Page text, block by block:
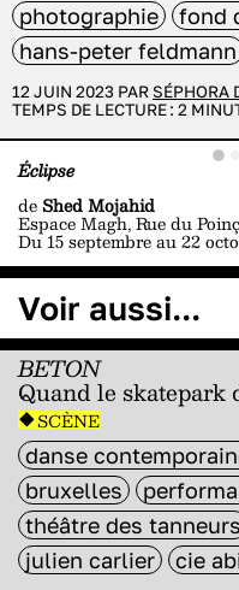
photographie fond
hans-peter feldmann
12 JUIN 2023 PAR SÉPHORA
TEMPS DE LECTURE : 2
Éclipse
deShed Mojahid
Espace Magh,Rue du
Du 15 septembre au 22
Voir aussi...
BETON
Quand le skatepark
SCÈNE
danse
bruxelles
théâtre des tanneurs
julien carlier
cie